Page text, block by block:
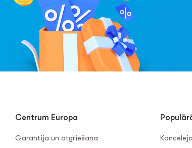
Centrum Europa
Garantija un atgriešana